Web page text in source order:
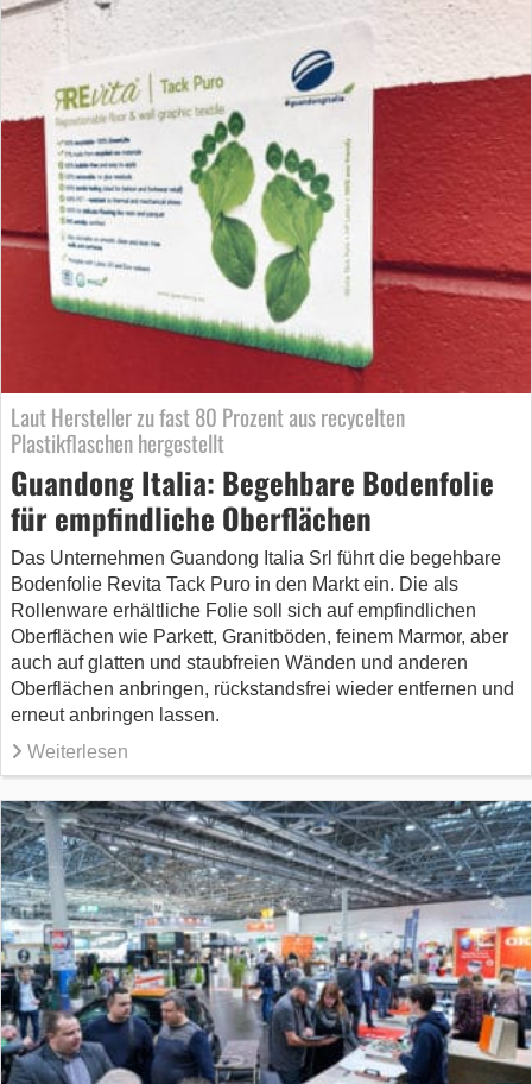
Laut Hersteller zu fast 80 Prozent aus recycelten
Plastikflaschen hergestellt
Guandong Italia: Begehbare Bodenfolie
für empfindliche Oberflächen
Das Unternehmen Guandong Italia Srl führt die begehbare
Bodenfolie Revita Tack Puro in den Markt ein. Die als
Rollenware erhältliche Folie soll sich auf empfindlichen
Oberflächen wie Parkett, Granitböden, feinem Marmor, aber
auch auf glatten und staubfreien Wänden und anderen
Oberflächen anbringen, rückstandsfrei wieder entfernen und
erneut anbringen lassen.
Weiterlesen